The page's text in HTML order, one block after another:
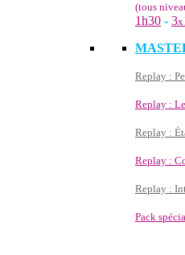
(tous
1h30 - 3x
Replay :
Replay :
Replay :
Replay :
Replay :
Pack